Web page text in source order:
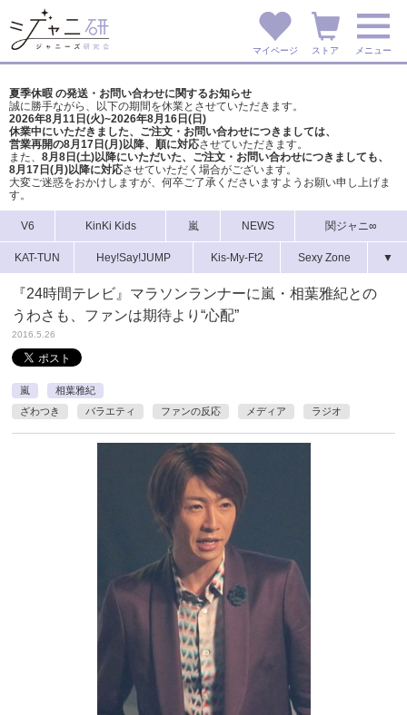
マイページ ストア メニュー
夏季休暇 の発送・お問い合わせに関するお知らせ
誠に勝手ながら、以下の期間を休業とさせていただきます。
2026年8月11日(火)~2026年8月16日(日)
休業中にいただきました、ご注文・お問い合わせにつきましては、
営業再開の8月17日(月)以降、順に対応させていただきます。
また、 8月8日(土)以降にいただいた、ご注文・ お問い合わせにつきましても、
8月17日(月)以降に対応させていただく場合がございます。
大変ご迷惑をおかけしますが、 何卒ご了承くださいますようお願い申し上げま
す。
V6 KinKi Kids 嵐 NEWS 関ジャニ∞
KAT-TUN Hey!Say!JUMP Kis-My-Ft2 Sexy Zone ▼
『24時間テレビ』マラソンランナーに嵐・相葉雅紀との
うわさも、ファンは期待より“心配”
2016.5.26
嵐
相葉雅紀
ざわつき
バラエティ ファンの反応 メディア ラジオ